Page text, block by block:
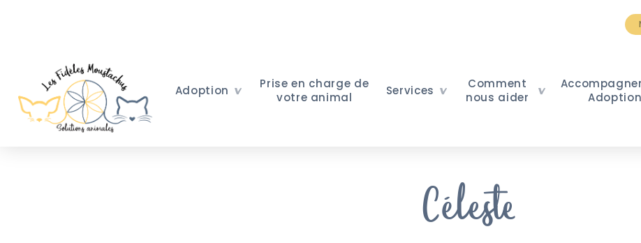
Adoption
Prise en charge de
votre animal
Services
Comment
nous aider
Adoption
Céleste